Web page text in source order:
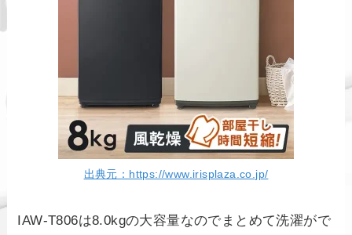
出典元：https://www.irisplaza.co.jp/
IAW-T806は8.0kgの大容量なのでまとめて洗濯がで